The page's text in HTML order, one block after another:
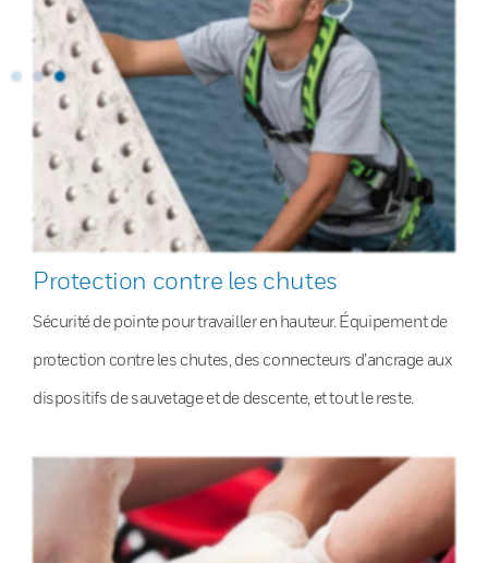
Protection contre les chutes
Sécurité de pointe pour travailler en hauteur. Équipement de
protection contre les chutes, des connecteurs d’ancrage aux
dispositifs de sauvetage et de descente, et tout le reste.